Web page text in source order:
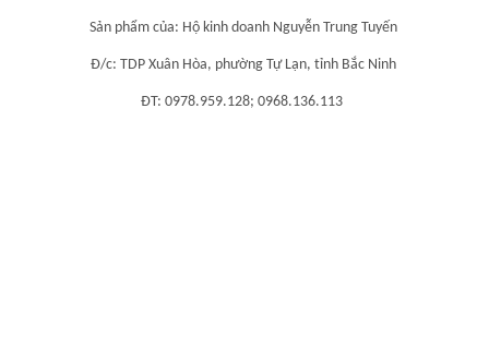
Sản phẩm của: Hộ kinh doanh Nguyễn Trung Tuyến
Đ/c: TDP Xuân Hòa, phường Tự Lạn, tỉnh Bắc Ninh
ĐT: 0978.959.128; 0968.136.113